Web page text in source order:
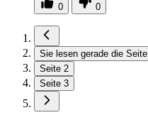
0 0
Sie lesen gerade die Seite
Seite 2
Seite 3